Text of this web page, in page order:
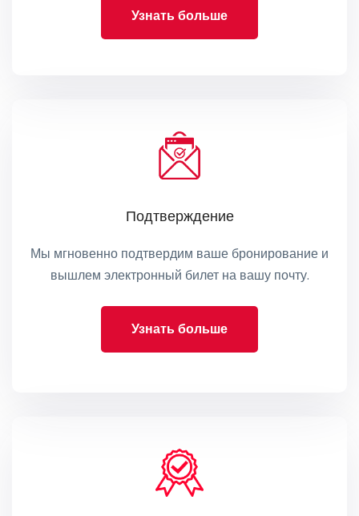
Узнать больше
Подтверждение
Мы мгновенно подтвердим ваше бронирование и
вышлем электронный билет на вашу почту.
Узнать больше